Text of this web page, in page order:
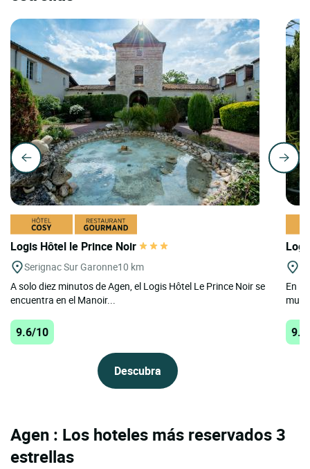
Logis Hôtel le Prince Noir
Serignac Sur Garonne10 km
A solo diez minutos de Agen, el Logis Hôtel Le Prince Noir se
encuentra en el Manoir...
9.6/10
Descubra
En
Agen : Los hoteles más reservados 3
estrellas